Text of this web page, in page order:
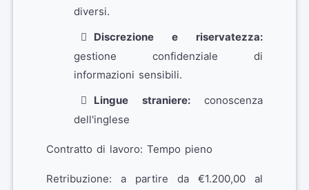
diversi.
Discrezione e riservatezza:
gestione confidenziale di
informazioni sensibili.
Lingue straniere:conoscenza
dell'inglese
Contratto di lavoro: Tempo pieno
Retribuzione: a partire da €1.200,00 al